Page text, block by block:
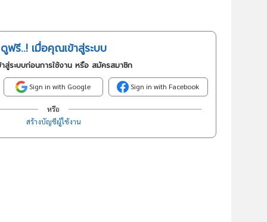
ดูฟรี..! เมื่อคุณเข้าสู่ระบบ
สู่ระบบก่อนการใช้งาน หรือ สมัครสมาชิก
Sign in with Google Sign in with Facebook
หรือ
สร้างบัญชีผู้ใช้งาน